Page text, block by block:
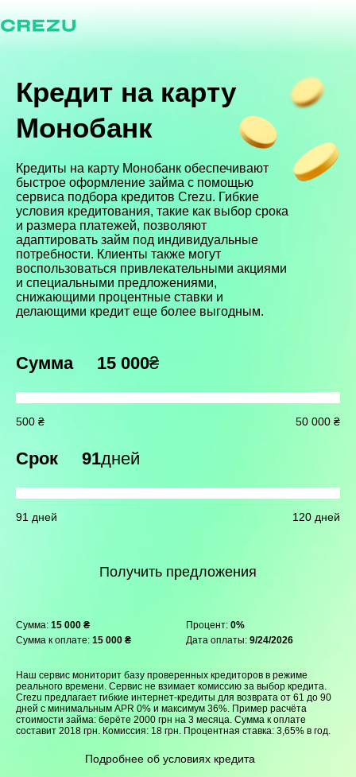
Кредит на карту
Монобанк
Кредиты на карту Монобанк обеспечивают
быстрое оформление займа с помощью
сервиса подбора кредитов Crezu. Гибкие
условия кредитования, такие как выбор срока
и размера платежей, позволяют
адаптировать займ под индивидуальные
потребности. Клиенты также могут
воспользоваться привлекательными акциями
и специальными предложениями,
снижающими процентные ставки и
делающими кредит еще более выгодным.
Сумма 15 000₴
500 ₴ 50 000 ₴
Срок 91дней
91 дней 120 дней
Получить предложения
Сумма: 15 000 ₴ Процент: 0%
Сумма к оплате: 15 000 ₴ Дата оплаты: 9/24/2026
Наш сервис мониторит базу проверенных кредиторов в режиме
реального времени. Сервис не взимает комиссию за выбор кредита.
Crezu предлагает гибкие интернет-кредиты для возврата от 61 до 90
дней с минимальным APR 0% и максимум 36%. Пример расчёта
стоимости займа: берёте 2000 грн на 3 месяца. Сумма к оплате
составит 2018 грн. Комиссия: 18 грн. Процентная ставка: 3,65% в год.
Подробнее об условиях кредита